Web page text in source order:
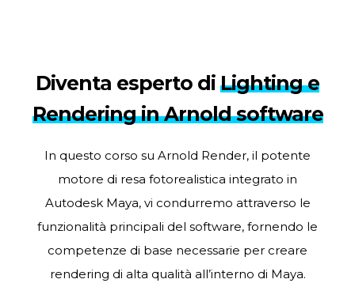
Diventa esperto di Lighting e
Rendering in Arnold software
In questo corso su Arnold Render, il potente
motore di resa fotorealistica integrato in
Autodesk Maya, vi condurremo attraverso le
funzionalità principali del software, fornendo le
competenze di base necessarie per creare
rendering di alta qualità all’interno di Maya.